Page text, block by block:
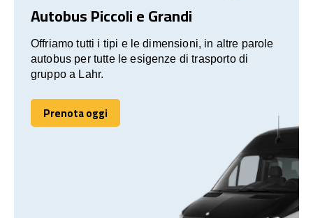
Autobus Piccoli e Grandi
Offriamo tutti i tipi e le dimensioni, in altre parole
autobus per tutte le esigenze di trasporto di
gruppo a Lahr.
Prenota oggi
Prenota oggi